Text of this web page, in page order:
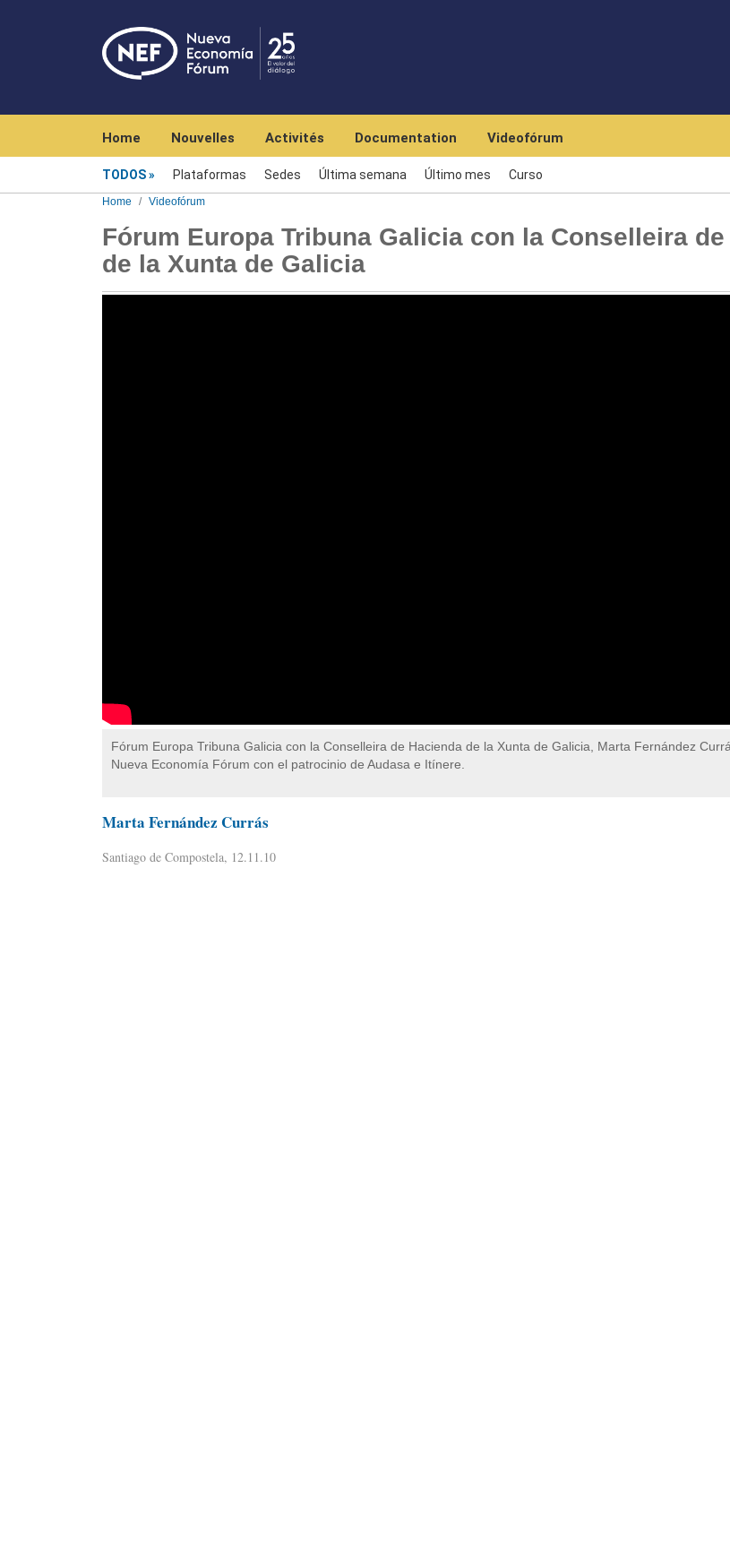
Home Nouvelles Activités Documentation Videofórum
TODOS Plataformas Sedes Última semana Último mes Curso
Home Videofórum
Fórum Europa Tribuna Galicia con la Conselleira
de la Xunta de Galicia
Fórum Europa Tribuna Galicia con la Conselleira de Hacienda de la Xunta de Galicia, Marta Fernández
Nueva Economía Fórum con el patrocinio de Audasa e Itínere.
Marta Fernández Currás
Santiago de Compostela, 12.11.10